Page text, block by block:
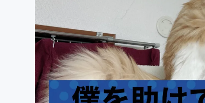
まちづくり・地域活性化